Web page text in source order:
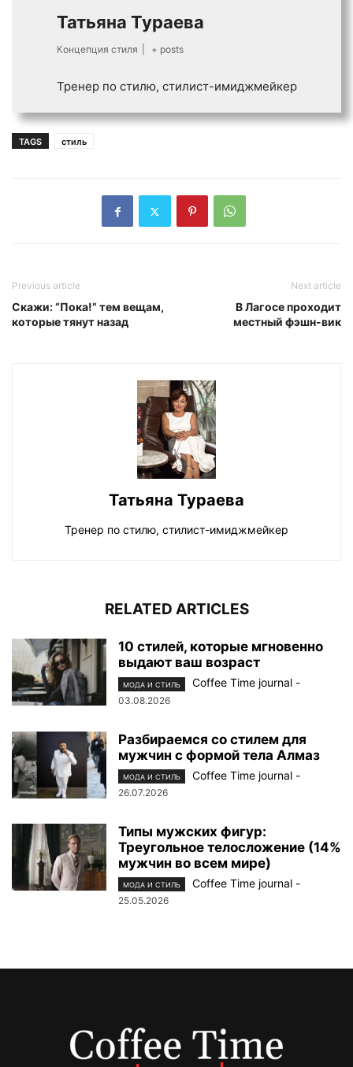
Татьяна Тураева
Концепция стиля + posts
Тренер по стилю, стилист-имиджмейкер
TAGS стиль
Previous article
Скажи: “Пока!” тем вещам,
которые тянут назад
Next article
В Лагосе проходит
местный фэшн-вик
Татьяна Тураева
Тренер по стилю, стилист-имиджмейкер
RELATED ARTICLES
10 стилей, которые мгновенно
выдают ваш возраст
МОДА И СТИЛЬ Coffee Time journal -
03.08.2026
Разбираемся со стилем для
мужчин с формой тела Алмаз
МОДА И СТИЛЬ Coffee Time journal -
26.07.2026
Типы мужских фигур:
Треугольное телосложение (14%
мужчин во всем мире)
МОДА И СТИЛЬ Coffee Time journal -
25.05.2026